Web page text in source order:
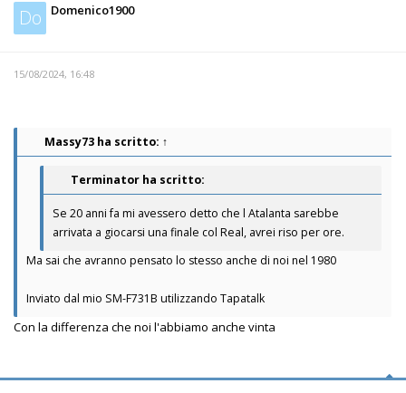
Do Domenico1900
15/08/2024, 16:48
Massy73 ha scritto: ↑
Terminator ha scritto:
Se 20 anni fa mi avessero detto che l Atalanta sarebbe
arrivata a giocarsi una finale col Real, avrei riso per ore.
Ma sai che avranno pensato lo stesso anche di noi nel 1980
Inviato dal mio SM-F731B utilizzando Tapatalk
Con la differenza che noi l'abbiamo anche vinta